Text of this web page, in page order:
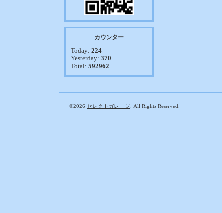
カウンター
Today: 224
Yesterday: 370
Total: 592962
©2026 セレクトガレージ . All Rights Reserved.